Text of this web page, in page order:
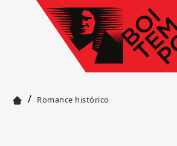
/ Romance histórico